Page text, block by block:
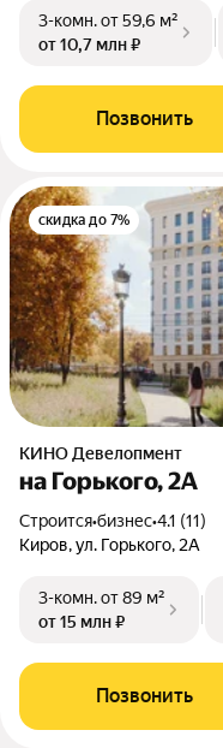
3-комн.от 59,6 м²
от 10,7 млн ₽
Позвонить
скидка до 7%
КИНО Девелопмент
на Горького, 2А
Строится•бизнес•4.1 (11)
Киров, ул. Горького, 2А
3-комн.от 89 м²
от 15 млн ₽
Позвонить